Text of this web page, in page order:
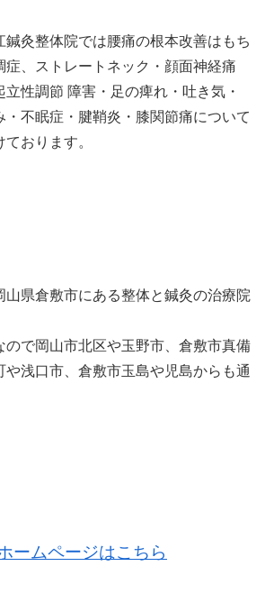
鍼灸整体院では腰痛の根本改善はもち
症、ストレートネック・顔面神経痛
立性調節 障害・足の痺れ・吐き気・
・不眠症・腱鞘炎・膝関節痛について
おります。
山県倉敷市にある整体と鍼灸の治療院
ので岡山市北区や玉野市、倉敷市真備
や浅口市、倉敷市玉島や児島からも通
ームページはこちら